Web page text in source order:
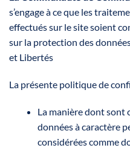
s’engage à ce que les
effectués sur le sitesoient
sur la protection des
et Libertés
La présente politique de
La manière dont sont
données à caractère
considérées comme